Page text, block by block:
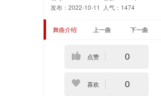
发布：2022-10-11
人气：1474
舞曲介绍 上一曲 下一曲
点赞 0
喜欢 0